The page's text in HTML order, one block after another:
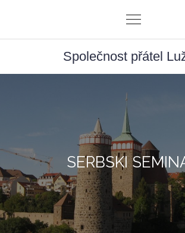
content
Společnost přátel
SERBSKI